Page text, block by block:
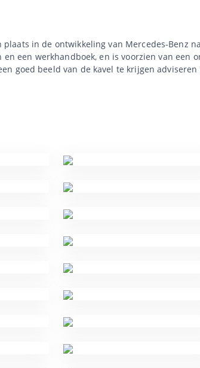
in de ontwikkeling van Mercedes-Benz
een werkhandboek, en is voorzien van een
goed beeld van de kavel te krijgen adviseren